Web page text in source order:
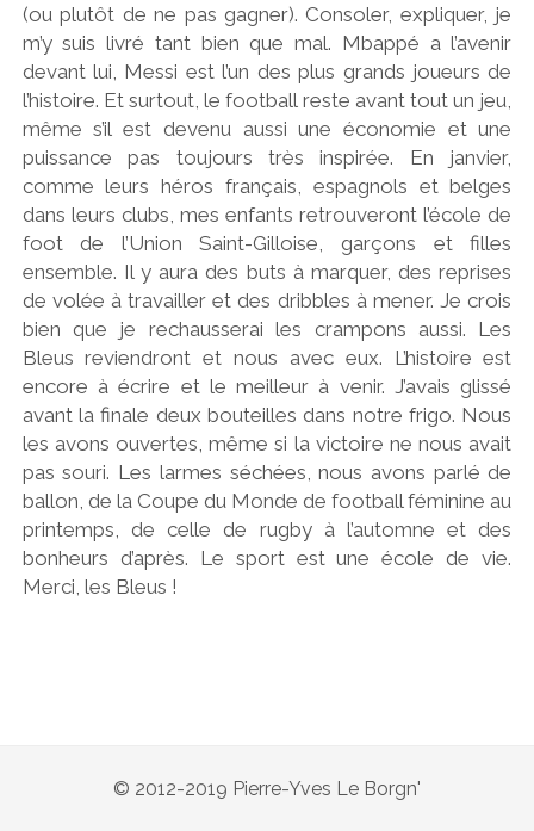
(ou plutôt de ne pas gagner). Consoler, expliquer, je
m’y suis livré tant bien que mal. Mbappé a l’avenir
devant lui, Messi est l’un des plus grands joueurs de
l’histoire. Et surtout, le football reste avant tout un jeu,
même s’il est devenu aussi une économie et une
puissance pas toujours très inspirée. En janvier,
comme leurs héros français, espagnols et belges
dans leurs clubs, mes enfants retrouveront l’école de
foot de l’Union Saint-Gilloise, garçons et filles
ensemble. Il y aura des buts à marquer, des reprises
de volée à travailler et des dribbles à mener. Je crois
bien que je rechausserai les crampons aussi. Les
Bleus reviendront et nous avec eux. L’histoire est
encore à écrire et le meilleur à venir. J’avais glissé
avant la finale deux bouteilles dans notre frigo. Nous
les avons ouvertes, même si la victoire ne nous avait
pas souri. Les larmes séchées, nous avons parlé de
ballon, de la Coupe du Monde de football féminine au
printemps, de celle de rugby à l’automne et des
bonheurs d’après. Le sport est une école de vie.
Merci, les Bleus !
© 2012-2019 Pierre-Yves Le Borgn'